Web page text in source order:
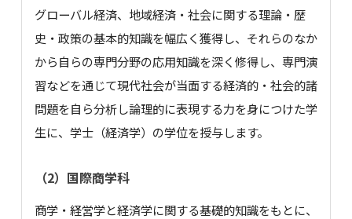
グローバル経済、地域経済・社会に関する理論・歴
史・政策の基本的知識を幅広く獲得し、それらのなか
から自らの専門分野の応用知識を深く修得し、専門演
習などを通じて現代社会が当面する経済的・社会的諸
問題を自ら分析し論理的に表現する力を身につけた学
生に、学士（経済学）の学位を授与します。
（2）国際商学科
商学・経営学と経済学に関する基礎的知識をもとに、